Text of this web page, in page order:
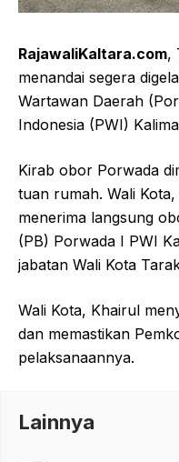
RajawaliKaltara.com,
menandai segera
Wartawan Daerah
Indonesia (PWI)
Kirab obor Porwada
tuan rumah. Wali
menerima langsung
(PB) Porwada I PWI
jabatan Wali Kota
Wali Kota, Khairul
dan memastikan
pelaksanaannya.
Lainnya